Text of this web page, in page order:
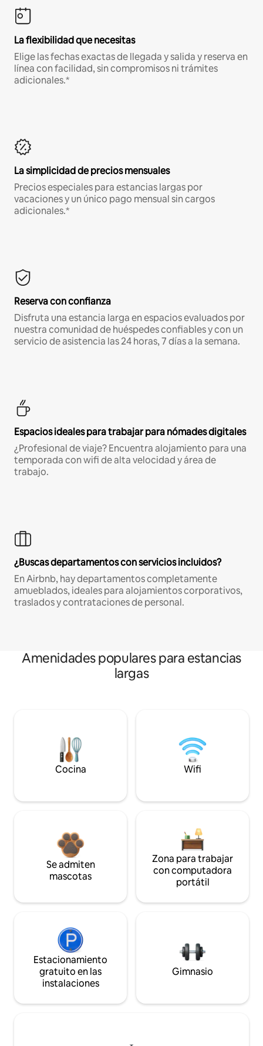
La flexibilidad que necesitas
Elige las fechas exactas de llegada y salida y reserva en
línea con facilidad, sin compromisos ni trámites
adicionales.*
La simplicidad de precios mensuales
Precios especiales para estancias largas por
vacaciones y un único pago mensual sin cargos
adicionales.*
Reserva con confianza
Disfruta una estancia larga en espacios evaluados por
nuestra comunidad de huéspedes confiables y con un
servicio de asistencia las 24 horas, 7 días a la semana.
Espacios ideales para trabajar para nómades digitales
¿Profesional de viaje? Encuentra alojamiento para una
temporada con wifi de alta velocidad y área de
trabajo.
¿Buscas departamentos con servicios incluidos?
En Airbnb, hay departamentos completamente
amueblados, ideales para alojamientos corporativos,
traslados y contrataciones de personal.
Amenidades populares para estancias
largas
Cocina Wifi
Se admiten
mascotas
Zona para trabajar
con computadora
portátil
Estacionamiento
gratuito en las
instalaciones
Gimnasio